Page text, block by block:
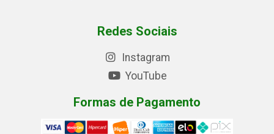
Redes Sociais
Instagram
YouTube
Formas de Pagamento